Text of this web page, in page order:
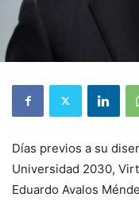
Días previos a su
Universidad 2030,
Eduardo Avalos